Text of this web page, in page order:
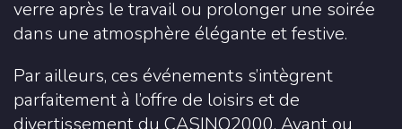
verre après le travail ou prolonger une soirée
dans une atmosphère élégante et festive.
Par ailleurs, ces événements s’intègrent
parfaitement à l’offre de loisirs et de
divertissement du CASINO2000. Avant ou